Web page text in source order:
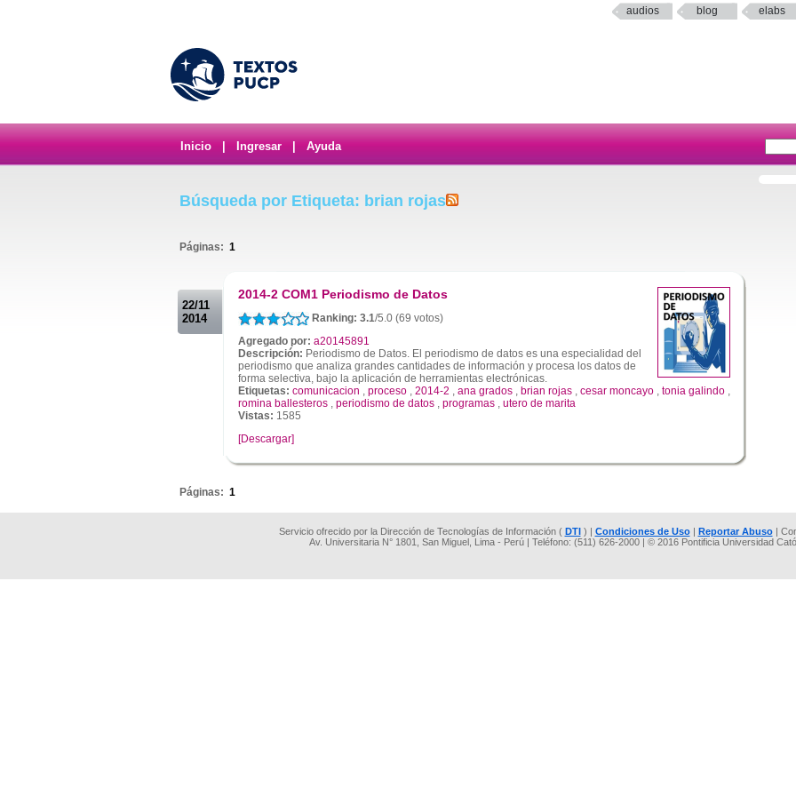
audios blog elabs
Inicio Ingresar Ayuda
Búsqueda por Etiqueta: brian rojas
Páginas: 1
22/11
2014
2014-2 COM1 Periodismo de Datos
Ranking: 3.1/5.0 (69 votos)
Agregado por: a20145891
Descripción: Periodismo de Datos. El periodismo de datos es una especialidad del
periodismo que analiza grandes cantidades de información y procesa los datos de
forma selectiva, bajo la aplicación de herramientas electrónicas.
Etiquetas: comunicacion , proceso , 2014-2 , ana grados , brian rojas , cesar moncayo , tonia galindo ,
romina ballesteros , periodismo de datos , programas , utero de marita
Vistas: 1585
[Descargar]
Páginas: 1
Servicio ofrecido por la Dirección de Tecnologías de Información ( DTI) | Condiciones de Uso| Reportar Abuso|
Av. Universitaria N° 1801, San Miguel, Lima - Perú | Teléfono: (511) 626-2000 | © 2016 Pontificia Universidad